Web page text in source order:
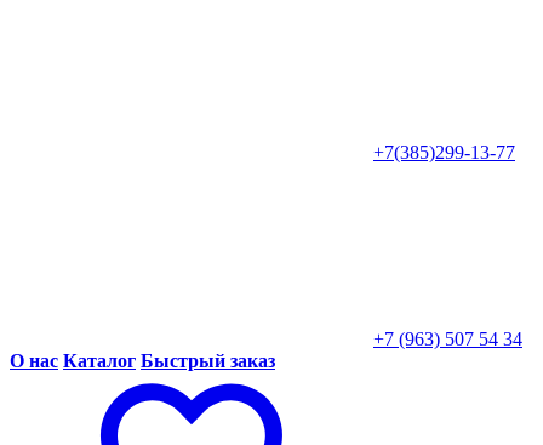
+7(385)299-13-77
+7 (963) 507 54 34
О нас Каталог Быстрый заказ